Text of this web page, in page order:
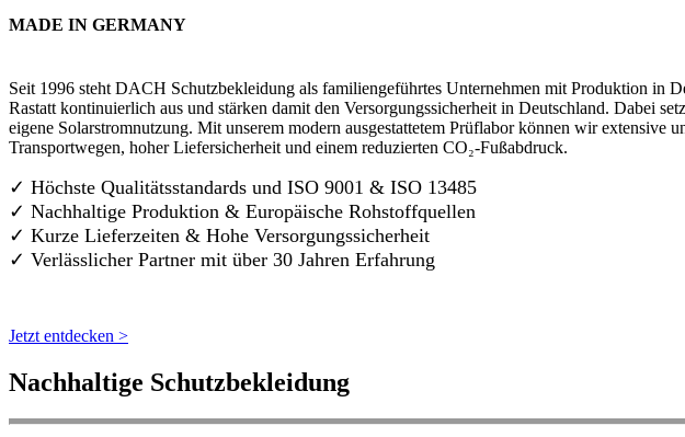
MADE IN GERMANY
Seit 1996 steht DACH Schutzbekleidung als familiengeführtes Unternehmen mit Produktion in
Rastatt kontinuierlich aus und stärken damit den Versorgungssicherheit in Deutschland. Dabei
eigene Solarstromnutzung. Mit unserem modern ausgestattetem Prüflabor können wir
Transportwegen, hoher Liefersicherheit und einem reduzierten CO₂-Fußabdruck.
✓ Höchste Qualitätsstandards und ISO 9001 & ISO 13485
✓ Nachhaltige Produktion & Europäische Rohstoffquellen
✓ Kurze Lieferzeiten & Hohe Versorgungssicherheit
✓ Verlässlicher Partner mit über 30 Jahren Erfahrung
Jetzt entdecken >
Nachhaltige Schutzbekleidung